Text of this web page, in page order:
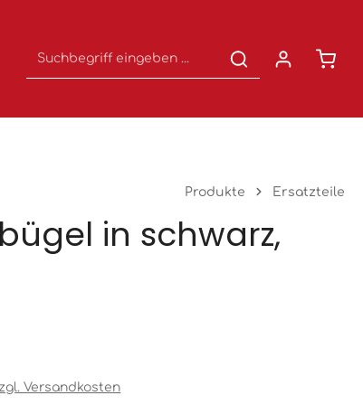
Produkte Ersatzteile
in schwarz,
Versandkosten